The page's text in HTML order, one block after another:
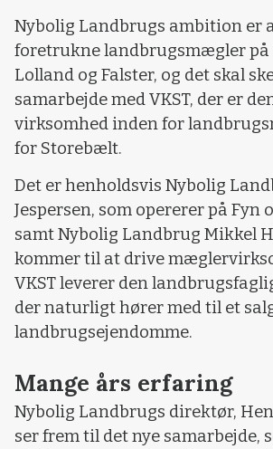
Nybolig Landbrugs ambition er
foretrukne landbrugsmægler på
Lolland og Falster, og det skal
samarbejde med VKST, der er
virksomhed inden for
for Storebælt.
Det er henholdsvis Nybolig
Jespersen, som opererer på Fyn
samt Nybolig Landbrug Mikkel
kommer til at drive
VKST leverer den
der naturligt hører med til et
landbrugsejendomme.
Mange års erfaring
Nybolig Landbrugs direktør,
ser frem til det nye samarbejde,